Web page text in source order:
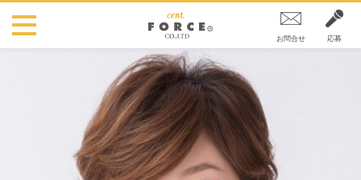
お問合せ 応募